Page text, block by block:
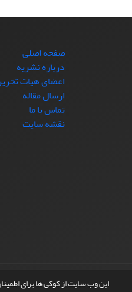
این وب سایت از کوکی ها برای
صفحه اصلی
درباره نشریه
اعضای هیات
ارسال مقاله
تماس با ما
نقشه سایت
© سامانه